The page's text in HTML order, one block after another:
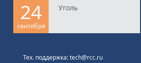
24
сентября
Уголь
Тех. поддержка: tech@rcc.ru